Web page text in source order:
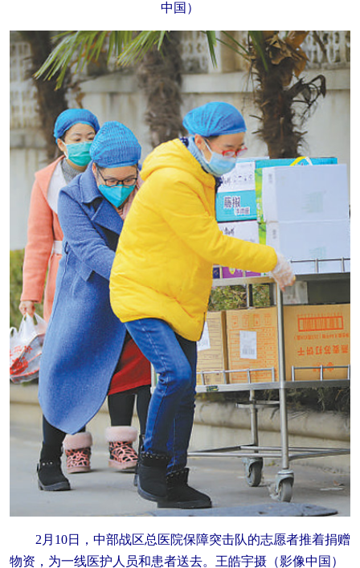
中国）
2月10日，中部战区总医院保障突击队的志愿者推着捐赠
物资，为一线医护人员和患者送去。王皓宇摄（影像中国）